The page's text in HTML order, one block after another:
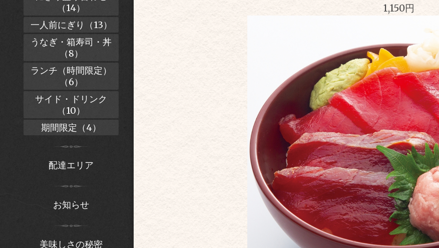
1,150円
（14）
一人前にぎり（13）
うなぎ・箱寿司・丼
（8）
ランチ（時間限定）
（6）
サイド・ドリンク
（10）
期間限定（4）
配達エリア
お知らせ
美味しさの秘密